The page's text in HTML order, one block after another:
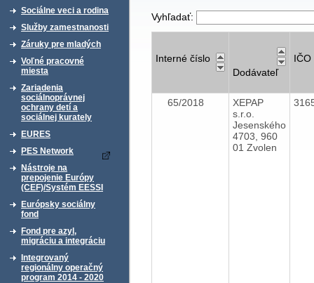
Sociálne veci a rodina
Služby zamestnanosti
Záruky pre mladých
Voľné pracovné
miesta
Zariadenia
sociálnoprávnej
ochrany detí a
sociálnej kurately
EURES
PES Network
Nástroje na
prepojenie Európy
(CEF)/Systém EESSI
Európsky sociálny
fond
Fond pre azyl,
migráciu a integráciu
Integrovaný
regionálny operačný
program 2014 - 2020
Vyhľadať:
Interné číslo
Dodávateľ
IČO
65/2018
XEPAP
s.r.o.
Jesenského
4703, 960
01 Zvolen